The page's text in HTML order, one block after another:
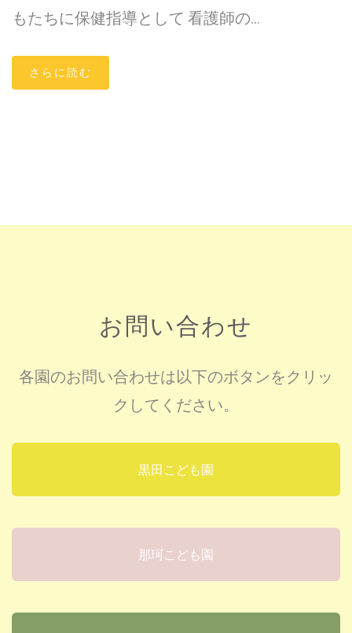
もたちに保健指導として 看護師の...
さらに読む
お問い合わせ
各園のお問い合わせは以下のボタンをクリッ
クしてください。
黒田こども園
那珂こども園